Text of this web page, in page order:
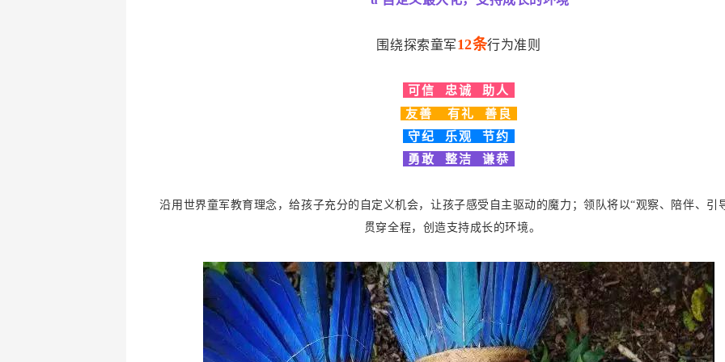
围绕探索童军12条行为准则
可信 忠诚
助人
友善
有礼
善良
守纪
乐观
节约
勇敢
整洁 谦恭
沿用世界童军教育理念，给孩子充分的自定义机会，让孩子感受自主驱动的魔力；领队将以“观察、陪伴、引
贯穿全程，创造支持成长的环境。